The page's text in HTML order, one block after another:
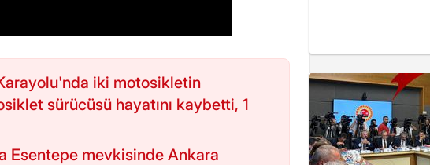
iki motosikletin
sürücüsü hayatını kaybetti, 1
Esentepe mevkisinde Ankara